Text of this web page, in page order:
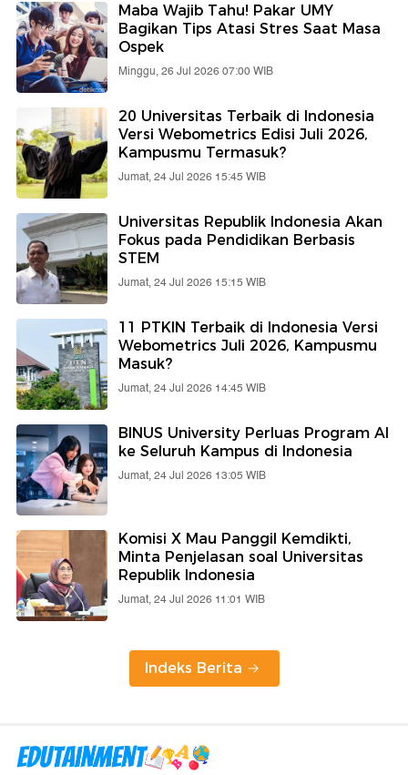
Maba Wajib Tahu! Pakar UMY
Bagikan Tips Atasi Stres Saat Masa
Ospek
Minggu, 26 Jul 2026 07:00 WIB
20 Universitas Terbaik di Indonesia
Versi Webometrics Edisi Juli 2026,
Kampusmu Termasuk?
Jumat, 24 Jul 2026 15:45 WIB
Universitas Republik Indonesia Akan
Fokus pada Pendidikan Berbasis
STEM
Jumat, 24 Jul 2026 15:15 WIB
11 PTKIN Terbaik di Indonesia Versi
Webometrics Juli 2026, Kampusmu
Masuk?
Jumat, 24 Jul 2026 14:45 WIB
BINUS University Perluas Program AI
ke Seluruh Kampus di Indonesia
Jumat, 24 Jul 2026 13:05 WIB
Komisi X Mau Panggil Kemdikti,
Minta Penjelasan soal Universitas
Republik Indonesia
Jumat, 24 Jul 2026 11:01 WIB
Indeks Berita